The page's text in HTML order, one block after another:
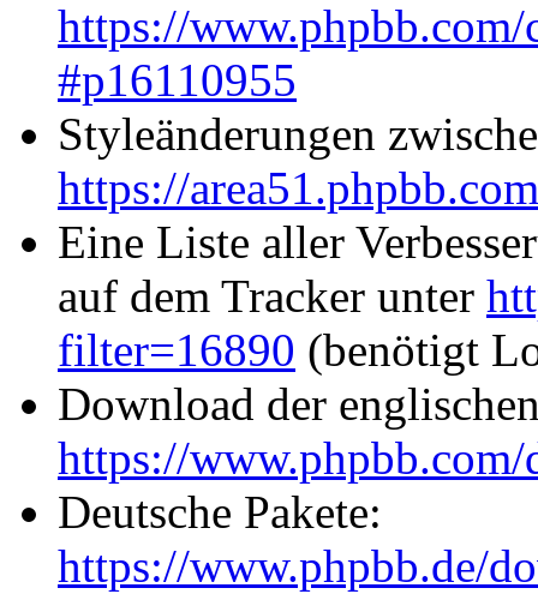
https://
#p16110955
Styleänderungen
https://
Eine Liste aller
auf dem Tracker unter
filter=16890 (benötigt
Download der
https://www.phpbb.com/
Deutsche Pakete:
https://www.phpbb.de/